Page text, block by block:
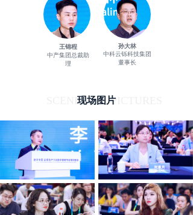
王锦程
中产集团总裁助
理
孙大林
中科云铄科技集团
董事长
SCENE PICTURES
现场图片